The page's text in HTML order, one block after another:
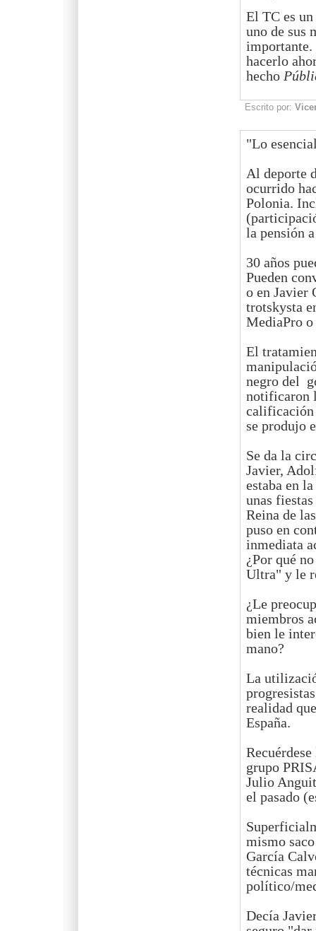
El TC es
uno de sus
importante.
hacerlo
hecho
Escrito por:
"Lo
Al deporte
ocurrido
Polonia.
la pensión
30 años
Pueden
o en Javier
trotskysta
MediaPro o
El
negro del
notificaron
calificación
se produjo
Se da la
Javier,
estaba en
unas
Reina de
puso en
inmediata
¿Por qué
Ultra" y le
¿Le
miembros
bien le
mano?
La
realidad
España.
grupo
Julio
el pasado
mismo
García
técnicas
político/
Decía